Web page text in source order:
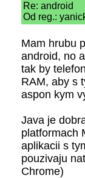
Re: android
Od reg.:
Mam hrubu
android, no
tak by
RAM, aby s
aspon kym
Java je
platformach
aplikacii s
pouzivaju
Chrome)